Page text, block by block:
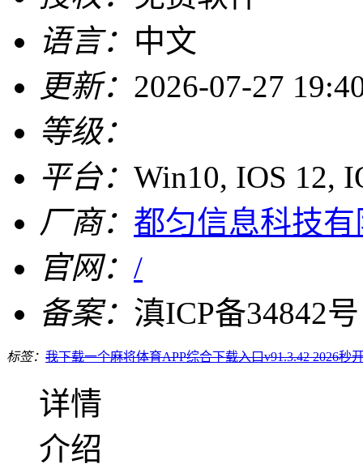
语言： 中文
更新： 2026-07-27
等级：
平台： Win10, IOS 12,
厂商： 都匀信息科技
官网： /
备案： 滇ICP备34842号
标签： 我下载一个麻将体育APP综合下载入口v91.3.42 2026秒
详情
介绍